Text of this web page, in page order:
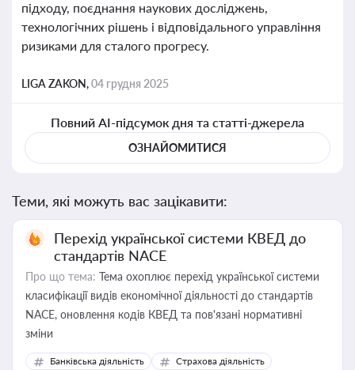
підходу, поєднання наукових досліджень,
технологічних рішень і відповідального управління
ризиками для сталого прогресу.
LIGA ZAKON,04 грудня 2025
Повний AI-підсумок дня та статті-джерела
ОЗНАЙОМИТИСЯ
Теми, які можуть вас зацікавити:
Перехід української системи КВЕД до
стандартів NACE
Про що тема: Тема охоплює перехід української системи
класифікації видів економічної діяльності до стандартів
NACE, оновлення кодів КВЕД та пов'язані нормативні
зміни
Банківська діяльність
Страхова діяльність